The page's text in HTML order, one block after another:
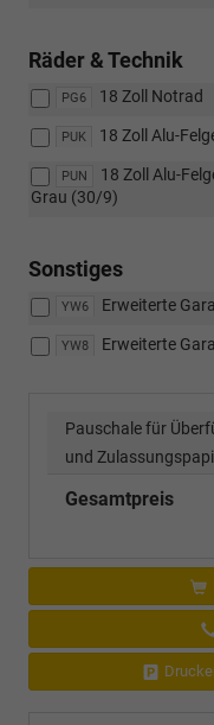
Räder & Technik
PG6 18 Zoll Notrad
PUK 18 Zoll Alu-
PUN
18 Zoll Alu-
Grau (30/9)
Sonstiges
YW6 Erweiterte
YW8 Erweiterte
Pauschale für
und
Gesamtpreis